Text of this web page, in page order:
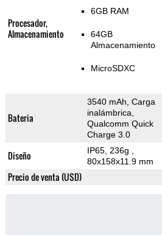
Procesador,
Almacenamiento
6GB RAM
64GB
Almacenamiento
MicroSDXC
Bateria
3540 mAh, Carga
inalámbrica,
Qualcomm Quick
Charge 3.0
Diseño IP65, 236g
80x158x11.9 mm
Precio de venta (USD)